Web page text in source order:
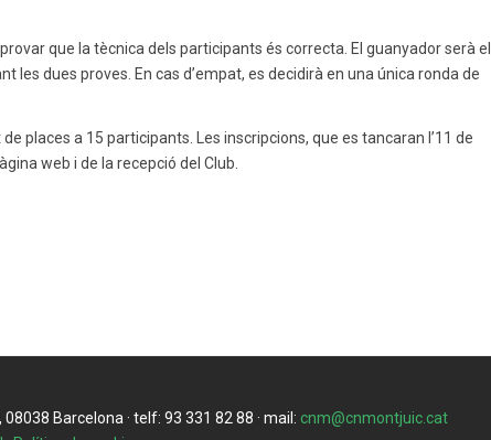
que la tècnica dels participants és correcta. El guanyador serà el
les dues proves. En cas d’empat, es decidirà en una única ronda de
places a 15 participants. Les inscripcions, que es tancaran l’11 de
web i de la recepció del Club.
Barcelona · telf: 93 331 82 88 · mail: cnm@cnmontjuic.cat